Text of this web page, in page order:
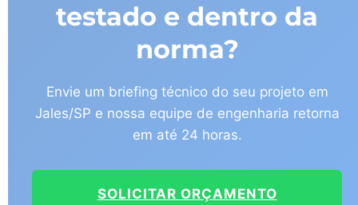
testado e dentro da
norma?
Envie um briefing técnico do seu projeto em
Jales/SP e nossa equipe de engenharia retorna
em até 24 horas.
SOLICITAR ORÇAMENTO